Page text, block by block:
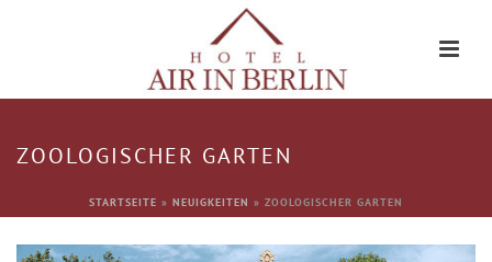
ZOOLOGISCHER GARTEN
STARTSEITE » NEUIGKEITEN » ZOOLOGISCHER GARTEN